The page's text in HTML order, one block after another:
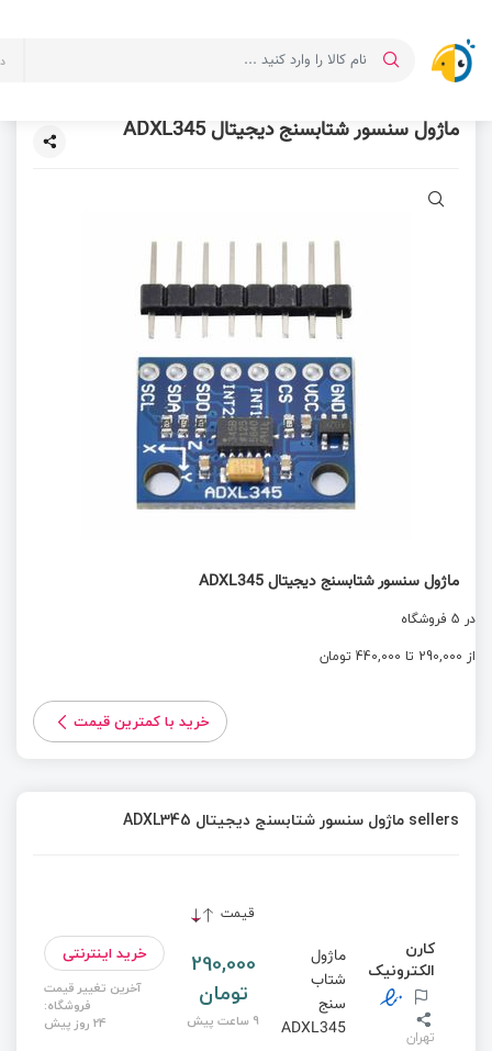
ماژول سنسور شتابسنج دیجیتال ADXL345
ماژول سنسور شتابسنج دیجیتال ADXL345
در 5 فروشگاه
از 290,000 تا 440,000 تومان
خرید با کمترین قیمت
sellers ماژول سنسور شتابسنج دیجیتال ADXL345
قیمت
کارن
الکترونیک
تهران
ماژول
شتاب
سنج
ADXL345
290,000
تومان
9 ساعت پیش
خرید اینترنتی
آخرین تغییر قیمت
فروشگاه:
24 روز پیش